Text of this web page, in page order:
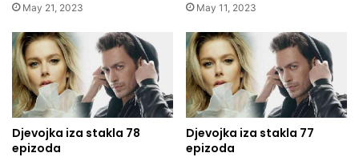
May 21, 2023 May 11, 2023
Djevojka iza stakla 78
epizoda
Djevojka iza stakla 77
epizoda